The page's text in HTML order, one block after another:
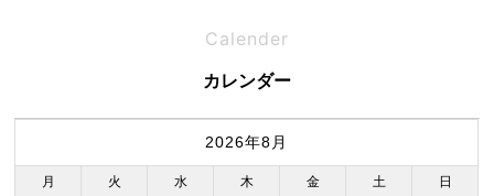
Calender
カレンダー
2026年8月
月 火 水 木 金 土 日